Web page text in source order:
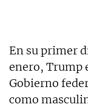
En su primer
enero, Trump
Gobierno
como